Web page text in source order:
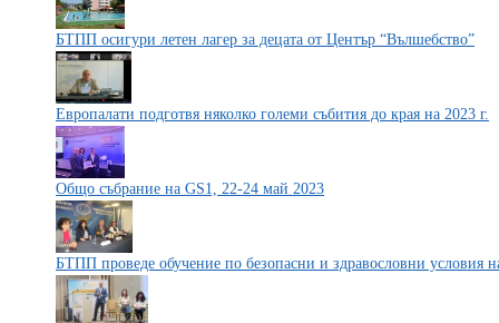
БТПП осигури летен лагер за децата от Център “Вълшебство”
Европалати подготвя няколко големи събития до края на 2023 г.
Общо събрание на GS1, 22-24 май 2023
БТПП проведе обучение по безопасни и здравословни условия